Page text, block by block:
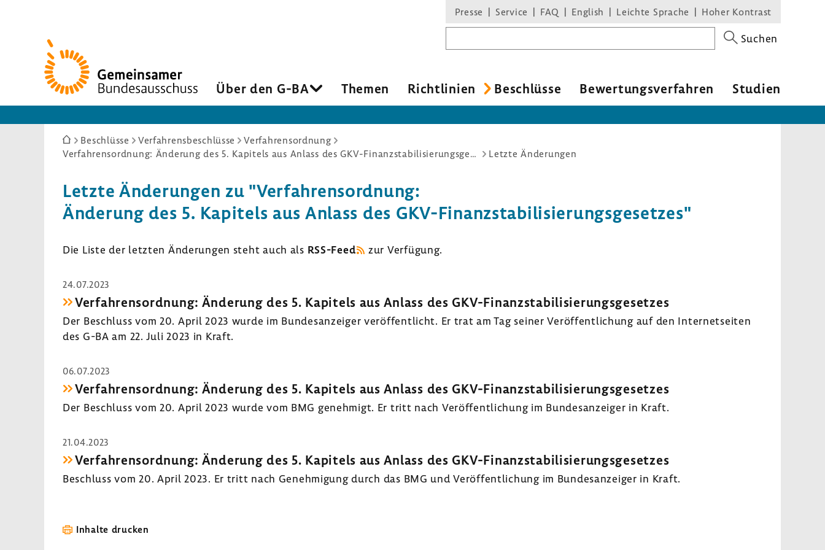
Zur
Startseite
Presse Service FAQ English Leichte Sprache Hoher Kontrast
Suchen
Über den G-BA Themen Richt­li­nien Beschlüsse Bewer­tungs­ver­fahren Studien
Sie
sind
Beschlüsse Verfahrensbeschlüsse
Verfahrensordnung
Verfahrensordnung: Änderung des 5. Kapitels aus Anlass des GKV-Finanzstabilisierungsgesetzes
Letzte Änderungen
Letzte Ände­rungen zu "Verfah­rens­ord­nung:
Ände­rung des 5. Kapi­tels aus Anlass des GKV-​Finanzstabilisierungsgesetzes"
Die Liste der letzten Ände­rungen steht auch als RSS-​Feed zur Verfü­gung.
24.07.2023
Verfah­rens­ord­nung: Ände­rung des 5. Kapi­tels aus Anlass des GKV-​Finanzstabilisierungsgesetzes
Der Beschluss vom 20. April 2023 wurde im Bundes­an­zeiger veröf­fent­licht. Er trat am Tag seiner Veröf­fent­li­chung auf den Inter­net­seiten
des G-BA am 22. Juli 2023 in Kraft.
06.07.2023
Verfah­rens­ord­nung: Ände­rung des 5. Kapi­tels aus Anlass des GKV-​Finanzstabilisierungsgesetzes
Der Beschluss vom 20. April 2023 wurde vom BMG geneh­migt. Er tritt nach Veröf­fent­li­chung im Bundes­an­zeiger in Kraft.
21.04.2023
Verfah­rens­ord­nung: Ände­rung des 5. Kapi­tels aus Anlass des GKV-​Finanzstabilisierungsgesetzes
Beschluss vom 20. April 2023. Er tritt nach Geneh­mi­gung durch das BMG und Veröf­fent­li­chung im Bundes­an­zeiger in Kraft.
Inhalte drucken